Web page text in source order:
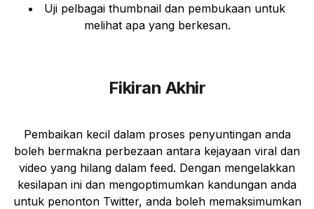
Uji pelbagai thumbnail dan pembukaan untuk
melihat apa yang berkesan.
Fikiran Akhir
Pembaikan kecil dalam proses penyuntingan anda
boleh bermakna perbezaan antara kejayaan viral dan
video yang hilang dalam feed. Dengan mengelakkan
kesilapan ini dan mengoptimumkan kandungan anda
untuk penonton Twitter, anda boleh memaksimumkan